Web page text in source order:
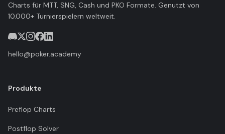
Charts für MTT, SNG, Cash und PKO Formate. Genutzt von
10.000+ Turnierspielern weltweit.
hello@poker.academy
Produkte
Preflop Charts
Postflop Solver